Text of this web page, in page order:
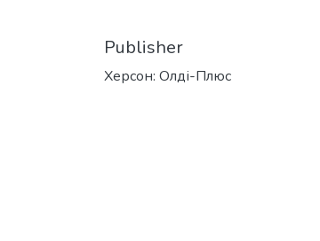
Publisher
Херсон: Олді-Плюс